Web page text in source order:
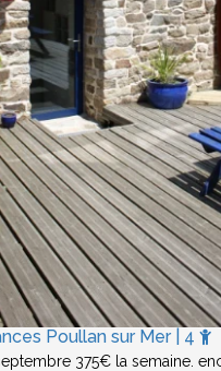
Poullan sur Mer | 4
375€ la semaine.